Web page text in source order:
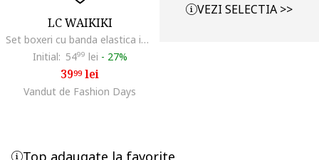
LC WAIKIKI
Set boxeri cu banda elastica in talie - 3 perechi, Kaki/Bleumarin
Initial: 5499 lei - 27%
3999lei
Vandut de Fashion Days
VEZI SELECTIA >>
Top adaugate la favorite